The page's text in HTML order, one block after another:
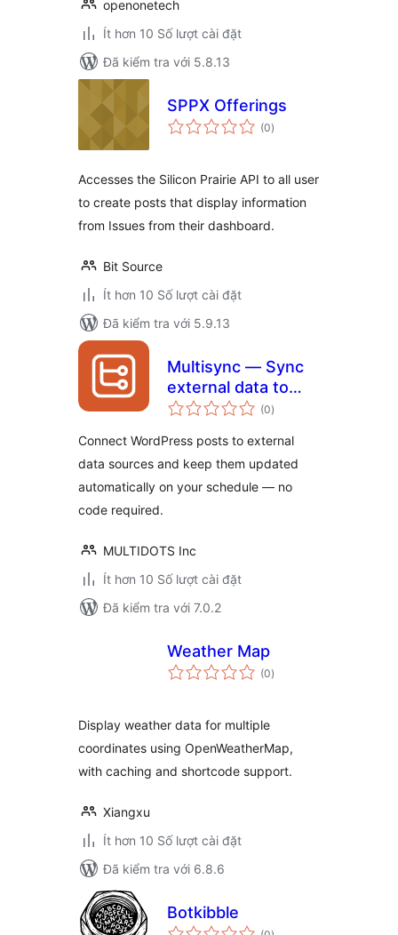
openonetech
Ít hơn 10 Số lượt cài đặt
Đã kiểm tra với 5.8.13
SPPX Offerings
(0tổng
đánh
)
Accesses the Silicon Prairie API to all user
to create posts that display information
from Issues from their dashboard.
Bit Source
Ít hơn 10 Số lượt cài đặt
Đã kiểm tra với 5.9.13
Multisync — Sync
external data to
custom fields to
into dynamic hubs
(0tổng
đánh
)
Connect WordPress posts to external
data sources and keep them updated
automatically on your schedule — no
code required.
MULTIDOTS Inc
Ít hơn 10 Số lượt cài đặt
Đã kiểm tra với 7.0.2
Weather Map
(0tổng
đánh
)
Display weather data for multiple
coordinates using OpenWeatherMap,
with caching and shortcode support.
Xiangxu
Ít hơn 10 Số lượt cài đặt
Đã kiểm tra với 6.8.6
Botkibble
tổng